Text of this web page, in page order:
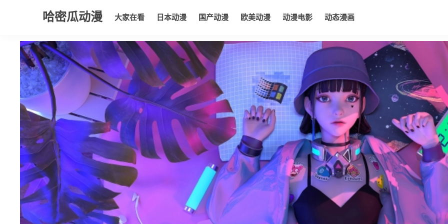
哈密瓜动漫 大家在看 日本动漫 国产动漫 欧美动漫 动漫电影 动态漫画
大家在看 日本动漫 国产动漫 欧美动漫 动漫电影 动态漫画